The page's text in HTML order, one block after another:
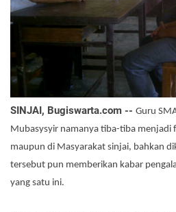
SINJAI, Bugiswarta.com -- Guru
Mubasysyir namanya tiba-tiba menjadi
maupun di Masyarakat sinjai, bahkan
tersebut pun memberikan kabar
yang satu ini.